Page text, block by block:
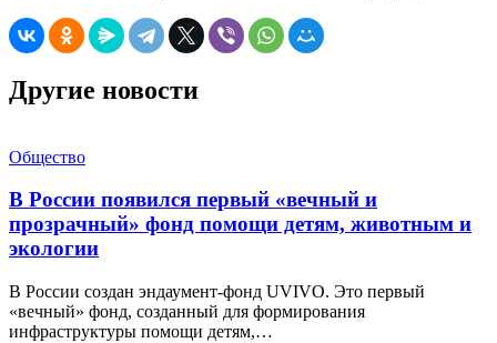
Другие новости
Общество
В России появился первый «вечный и
прозрачный» фонд помощи детям, животным и
экологии
В России создан эндаумент-фонд UVIVO. Это первый
«вечный» фонд, созданный для формирования
инфраструктуры помощи детям,…